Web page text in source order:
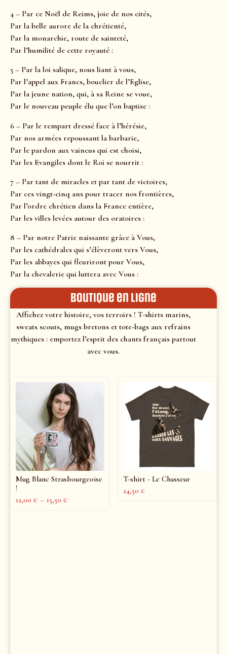
4 – Par ce Noël de Reims, joie de nos cités,
Par la belle aurore de la chrétienté,
Par la monarchie, route de sainteté,
Par l’humilité de cette royauté :
5 – Par la loi salique, nous liant à vous,
Par l’appel aux Francs, bouclier de l’Eglise,
Par la jeune nation, qui, à sa Reine se voue,
Par le nouveau peuple élu que l’on baptise :
6 – Par le rempart dressé face à l’hérésie,
Par nos armées repoussant la barbarie,
Par le pardon aux vaincus qui est choisi,
Par les Evangiles dont le Roi se nourrit :
7 – Par tant de miracles et par tant de victoires,
Par ces vingt-cinq ans pour tracer nos frontières,
Par l’ordre chrétien dans la France entière,
Par les villes levées autour des oratoires :
8 – Par notre Patrie naissante grâce à Vous,
Par les cathédrales qui s’élèveront vers Vous,
Par les abbayes qui fleuriront pour Vous,
Par la chevalerie qui luttera avec Vous :
Boutique en ligne
Affichez votre histoire, vos terroirs ! T-shirts marins,
sweats scouts, mugs bretons et tote-bags aux refrains
mythiques : emportez l’esprit des chants français partout
avec vous.
Mug Blanc Strasbourgeoise
!
12,00 € – 15,50 €
T-shirt - Le Chasseur
24,50 €